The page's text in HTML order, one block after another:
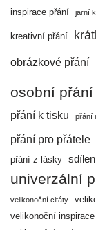
inspirace přání jarní
kreativní přání
obrázkové přání
osobní přání
přání k tisku přání
přání pro přátele
přání z lásky
univerzální
velikonoční citáty
velikonoční inspirace